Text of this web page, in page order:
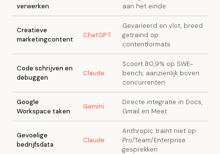
verwerken
aan het einde
Creatieve
marketingcontent
ChatGPT
Gevarieerd en vlot, breed
getraind op
contentformats
Code schrijven en
debuggen
Claude
Scoort 80,9% op SWE-
bench; aanzienlijk boven
concurrenten
Google
Workspace taken
Gemini
Directe integratie in Docs,
Gmail en Meet
Gevoelige
bedrijfsdata
Claude
Anthropic traint niet op
Pro/Team/Enterprise
gesprekken